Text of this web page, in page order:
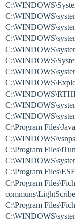
C:\Program
C:\Program
C:\Program
C:\Program
C:\Program